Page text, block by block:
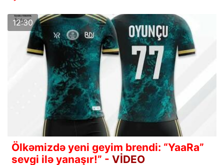
12:30
Ölkəmizdə yeni geyim brendi: “YaaRa”
sevgi ilə yanaşır!” - VİDEO